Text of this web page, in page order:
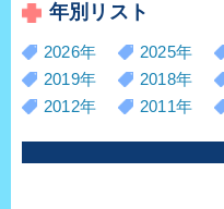
年別リスト
2026年 2025年
2019年
2018年
2012年
2011年